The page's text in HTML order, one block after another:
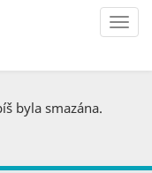
byla smazána.